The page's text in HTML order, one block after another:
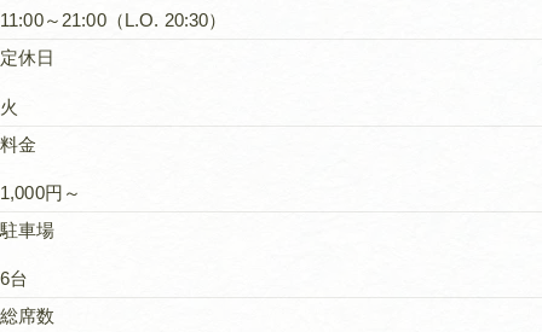
11:00～21:00（L.O. 20:30）
定休日
火
料金
1,000円～
駐車場
6台
総席数